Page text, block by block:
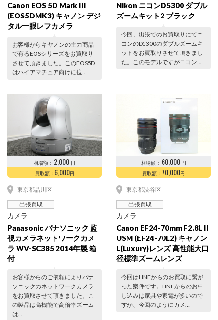
Canon EOS 5D Mark III
(EOS5DMK3) キャノン デジ
タル一眼レフカメラ
お客様からキヤノンの主力商品
で有るEOSシリーズをお買取り
させて頂きました。このEOS5D
はハイアマチュア向けに位…
Nikon ニコンD5300 ダブル
ズームキット2 ブラック
今回、出張でのお買取りにてニ
コンのD5300のダブルズームキ
ットをお買取りさせて頂きまし
た。このモデルですがニコン…
相場額： 2,000 円
買取額： 6,000円
東京都品川区
出張買取
カメラ
Panasonic パナソニック 監
視カメラネットワークカメ
ラ WV-SC385 2014年製 箱
付
お客様からのご依頼によりパナ
ソニックのネットワークカメラ
をお買取させて頂きました。こ
の製品は高機能で高倍率ズーム
は…
相場額： 60,000 円
買取額： 70,000円
東京都渋谷区
出張買取
カメラ
Canon EF24-70mm F2.8L II
USM (EF24-70L2) キャノン
L(Luxury)レンズ 高性能大口
径標準ズームレンズ
今回はLINEからのお買取に繋が
った案件です。LINEからのお申
し込みは家具や家電が多いので
すが、今回のようにカメ…